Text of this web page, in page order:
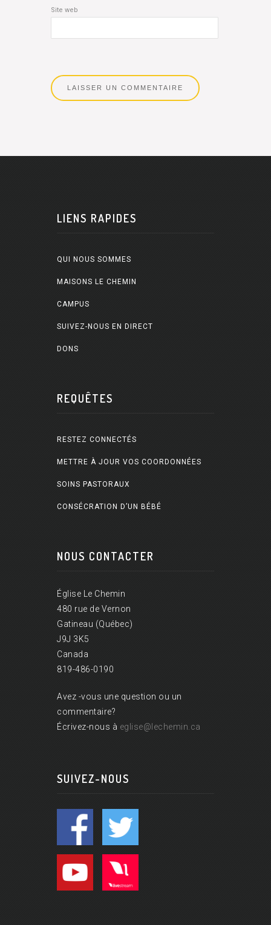
Site web
LIENS RAPIDES
QUI NOUS SOMMES
MAISONS LE CHEMIN
CAMPUS
SUIVEZ-NOUS EN DIRECT
DONS
REQUÊTES
RESTEZ CONNECTÉS
METTRE À JOUR VOS COORDONNÉES
SOINS PASTORAUX
CONSÉCRATION D’UN BÉBÉ
NOUS CONTACTER
Église Le Chemin
480 rue de Vernon
Gatineau (Québec)
J9J 3K5
Canada
819-486-0190
Avez -vous une question ou un
commentaire?
Écrivez-nous à eglise@lechemin.ca
SUIVEZ-NOUS